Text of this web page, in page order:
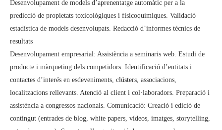
Desenvolupament de models d’aprenentatge automàtic per a la
predicció de propietats toxicològiques i fisicoquímiques. Validació
estadística de models desenvolupats. Redacció d’informes tècnics de
resultats
Desenvolupament empresarial: Assistència a seminaris web. Estudi de
producte i màrqueting dels competidors. Identificació d’entitats i
contactes d’interés en esdeveniments, clústers, associacions,
localitzacions rellevants. Atenció al client i col·laboradors. Preparació i
assistència a congressos nacionals. Comunicació: Creació i edició de
contingut (entrades de blog, white papers, vídeos, imatges, storytelling,